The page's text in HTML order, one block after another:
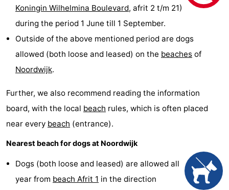
Spar
Noordduinen
Duinresort
Dunimar
Noordwijkse
Duinen
Parc
du
Soleil
Hotels
Lastminutes
Beach
See
&
do
-
Museums
-
Koningin Wilhelmina Boulevard, afrit 2 t/m 21)
during the period 1 June till 1 September.
Outside of the above mentioned period are dogs
allowed (both loose and leased) on the beaches of
Noordwijk.
Further, we also recommend reading the information
board, with the local beach rules, which is often placed
near every beach (entrance).
Nearest beach for dogs at Noordwijk
Dogs (both loose and leased) are allowed all
year from beach Afrit 1 in the direction